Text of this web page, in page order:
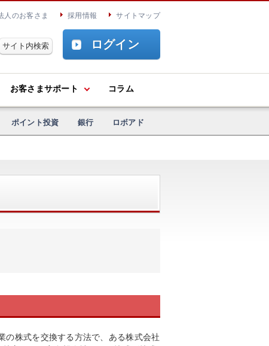
人のお客さま 採用情報 サイトマップ
ログイン
お客さまサポート コラム
ポイント投資 銀行 ロボアド
の株式を交換する方法で、ある株式会社